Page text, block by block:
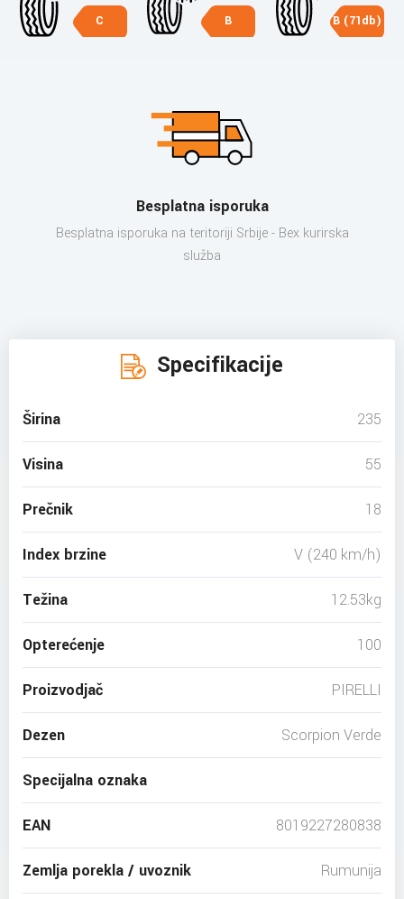
C B B (71db)
Besplatna isporuka
Besplatna isporuka na teritoriji Srbije - Bex kurirska
služba
Specifikacije
Širina 235
Visina 55
Prečnik 18
Index brzine V (240 km/h)
Težina 12.53kg
Opterećenje 100
Proizvodjač PIRELLI
Dezen Scorpion Verde
Specijalna oznaka
EAN 8019227280838
Zemlja porekla / uvoznik Rumunija